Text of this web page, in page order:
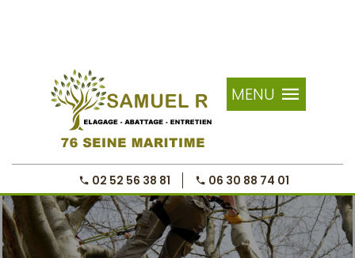
MENU
02 52 56 38 81 06 30 88 74 01